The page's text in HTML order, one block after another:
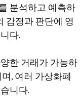
분석하고 예측하
감정과 판단에 영
다.
한 거래가 가능하
, 여러 가상화폐
니다.